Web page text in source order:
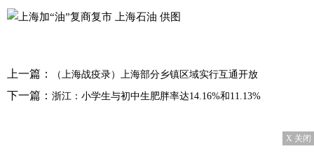
上一篇： （上海战疫录）上海部分乡镇区域实行互通开放
下一篇： 浙江：小学生与初中生肥胖率达14.16%和11.13%
X 关闭